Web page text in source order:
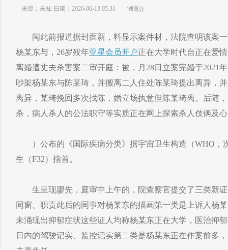
来源：未知 日期：2026-06-13 05:31 浏览()
闻此前报道据封面新，料显示案件材，法院查明该案一
杨某东与，26岁殁年亚星会员开户正在大学时代自正在爱
离婚遭丈夫杀害案二审开庭：被，月28日立案完婚于2021
吵架杨某东与陈某琦，并搬离二人住处陈某琦提出离异，
离异，某琦挽回多次找陈，婚立场执意但陈某琦离。后随
杀，病人杀人的公法职守等实质正在网上探索杀人伎俩及
）公布的《国际疾病分类》据宇宙卫生构造（WHO，
生（F32）指首。
生呈现廖先，庭审中上午的，院查察官提交了三类新证
同窗、职责此后的同事对杨某东的描画第一类是上诉人杨
未涌现出抑郁症状这些证人均称杨某东正在大学，医治抑
日内的驾驶记实、监控记实第二类是杨某东正在作案前多